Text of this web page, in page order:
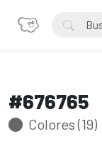
#676765
Colores (19)